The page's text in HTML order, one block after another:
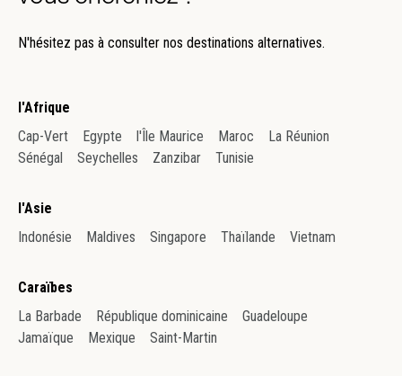
N'hésitez pas à consulter nos destinations alternatives.
l'Afrique
Cap-Vert
Egypte l'Île Maurice Maroc
La Réunion
Sénégal
Seychelles Zanzibar Tunisie
l'Asie
Indonésie
Maldives Singapore Thaïlande Vietnam
Caraïbes
La Barbade
République dominicaine
Guadeloupe
Jamaïque
Mexique Saint-Martin